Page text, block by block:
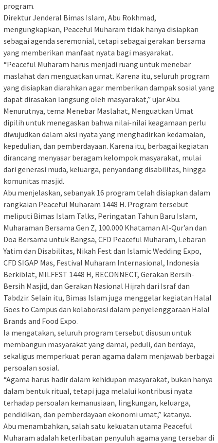
program.
Direktur Jenderal Bimas Islam, Abu Rokhmad,
mengungkapkan, Peaceful Muharam tidak hanya disiapkan
sebagai agenda seremonial, tetapi sebagai gerakan bersama
yang memberikan manfaat nyata bagi masyarakat.
“Peaceful Muharam harus menjadi ruang untuk menebar
maslahat dan menguatkan umat. Karena itu, seluruh program
yang disiapkan diarahkan agar memberikan dampak sosial yang
dapat dirasakan langsung oleh masyarakat,” ujar Abu.
Menurutnya, tema Menebar Maslahat, Menguatkan Umat
dipilih untuk menegaskan bahwa nilai-nilai keagamaan perlu
diwujudkan dalam aksi nyata yang menghadirkan kedamaian,
kepedulian, dan pemberdayaan. Karena itu, berbagai kegiatan
dirancang menyasar beragam kelompok masyarakat, mulai
dari generasi muda, keluarga, penyandang disabilitas, hingga
komunitas masjid.
Abu menjelaskan, sebanyak 16 program telah disiapkan dalam
rangkaian Peaceful Muharam 1448 H. Program tersebut
meliputi Bimas Islam Talks, Peringatan Tahun Baru Islam,
Muharaman Bersama Gen Z, 100.000 Khataman Al-Qur’an dan
Doa Bersama untuk Bangsa, CFD Peaceful Muharam, Lebaran
Yatim dan Disabilitas, Nikah Fest dan Islamic Wedding Expo,
CFD SIGAP Mas, Festival Muharam Internasional, Indonesia
Berkiblat, MILFEST 1448 H, RECONNECT, Gerakan Bersih-
Bersih Masjid, dan Gerakan Nasional Hijrah dari Israf dan
Tabdzir. Selain itu, Bimas Islam juga menggelar kegiatan Halal
Goes to Campus dan kolaborasi dalam penyelenggaraan Halal
Brands and Food Expo.
Ia mengatakan, seluruh program tersebut disusun untuk
membangun masyarakat yang damai, peduli, dan berdaya,
sekaligus memperkuat peran agama dalam menjawab berbagai
persoalan sosial.
“Agama harus hadir dalam kehidupan masyarakat, bukan hanya
dalam bentuk ritual, tetapi juga melalui kontribusi nyata
terhadap persoalan kemanusiaan, lingkungan, keluarga,
pendidikan, dan pemberdayaan ekonomi umat,” katanya.
Abu menambahkan, salah satu kekuatan utama Peaceful
Muharam adalah keterlibatan penyuluh agama yang tersebar di